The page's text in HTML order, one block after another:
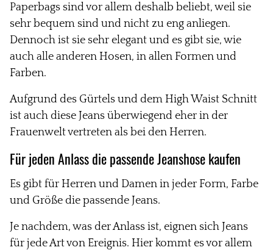
Paperbags sind vor allem deshalb beliebt, weil sie
sehr bequem sind und nicht zu eng anliegen.
Dennoch ist sie sehr elegant und es gibt sie, wie
auch alle anderen Hosen, in allen Formen und
Farben.
Aufgrund des Gürtels und dem High Waist Schnitt
ist auch diese Jeans überwiegend eher in der
Frauenwelt vertreten als bei den Herren.
Für jeden Anlass die passendeJeanshosekaufen
Es gibt für Herren und Damen in jeder Form, Farbe
und Größe die passende Jeans.
Je nachdem, was der Anlass ist, eignen sich Jeans
für jede Art von Ereignis. Hier kommt es vor allem